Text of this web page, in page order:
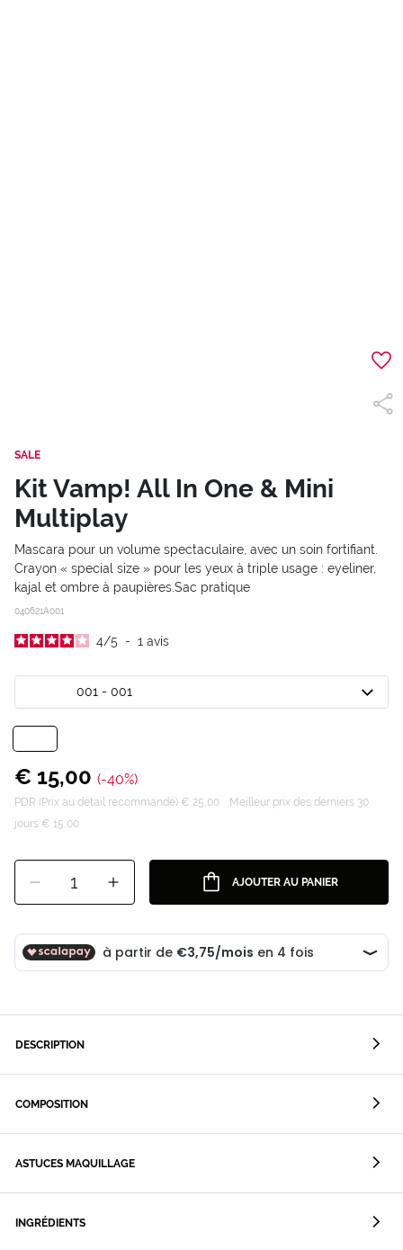
SALE
Kit Vamp! All In One & Mini
Multiplay
Mascara pour un volume spectaculaire, avec un soin fortifiant.
Crayon « special size » pour les yeux à triple usage : eyeliner,
kajal et ombre à paupières.Sac pratique
040621A001
4/5 - 1 avis
001 - 001
€ 15,00 (-40%)
PDR (Prix au détail recommandé) € 25,00
Meilleur prix des derniers 30
jours € 15,00
1 AJOUTER AU PANIER
DESCRIPTION
COMPOSITION
ASTUCES MAQUILLAGE
INGRÉDIENTS